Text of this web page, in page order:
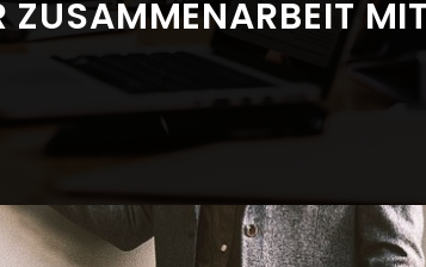
ZUSAMMENARBEIT